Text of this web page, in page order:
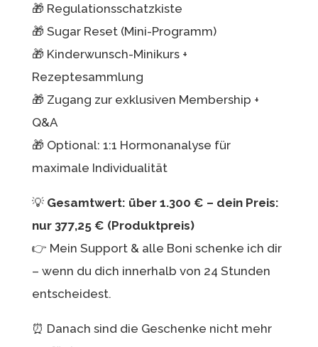
🎁 Regulationsschatzkiste
🎁 Sugar Reset (Mini-Programm)
🎁 Kinderwunsch-Minikurs +
Rezeptesammlung
🎁 Zugang zur exklusiven Membership +
Q&A
🎁 Optional: 1:1 Hormonanalyse für
maximale Individualität
💡 Gesamtwert: über 1.300 € – dein Preis:
nur 377,25 € (Produktpreis)
👉 Mein Support & alle Boni schenke ich dir
– wenn du dich innerhalb von 24 Stunden
entscheidest.
⏰ Danach sind die Geschenke nicht mehr